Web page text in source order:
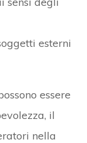
esterni
essere
il
nella